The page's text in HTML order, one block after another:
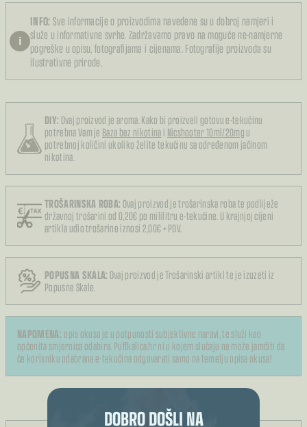
DOBRO DOŠLI NA
DIY: Ovaj proizvod je aroma. Kako bi proizveli gotovu e-tekućinu
potrebna Vam je Baza bez nikotinai Nicshooter 10ml/20mgu
potrebnoj količini ukoliko želite tekućinu sa određenom jačinom
nikotina.
TROŠARINSKA ROBA: Ovaj proizvod je trošarinska roba te podliježe
državnoj trošarini od 0,20€ po mililitru e-tekućine. U krajnjoj cijeni
artikla udio trošarine iznosi 2,00€ + PDV.
POPUSNA SKALA: Ovaj proizvod je Trošarinski artikl te je izuzeti iz
Popusne Skale.
i
INFO: Sve informacije o proizvodima navedene su u dobroj namjeri i
služe u informativne svrhe. Zadržavamo pravo na moguće ne-namjerne
pogreške u opisu, fotografijama i cijenama. Fotografije proizvoda su
ilustrativne prirode.
NAPOMENA: opis okusa je u potpunosti subjektivne naravi, te služi kao
općenita smjernica odabira. Puffkalica.hr ni u kojem slučaju ne može jamčiti da
će korisniku odabrana e-tekućina odgovarati samo na temelju opisa okusa!